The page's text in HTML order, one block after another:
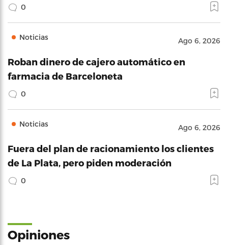
0
Noticias Ago 6, 2026
Roban dinero de cajero automático en
farmacia de Barceloneta
0
Noticias Ago 6, 2026
Fuera del plan de racionamiento los clientes
de La Plata, pero piden moderación
0
Opiniones